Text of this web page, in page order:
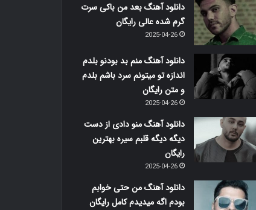
دانلود آهنگ بعد من باکی سرت
گرم شده عالی رایگان
2025-04-26
دانلود آهنگ منم بد بودنو بلدم
اندازه تو میتونم سرد باشم بلدم
و متن رایگان
2025-04-26
دانلود آهنگ منو دادی از دست
دیگه دیگه قلبم سیره بهترین
رایگان
2025-04-26
دانلود آهنگ من حتی خوابم
بودم اگه میدیدم کامل رایگان